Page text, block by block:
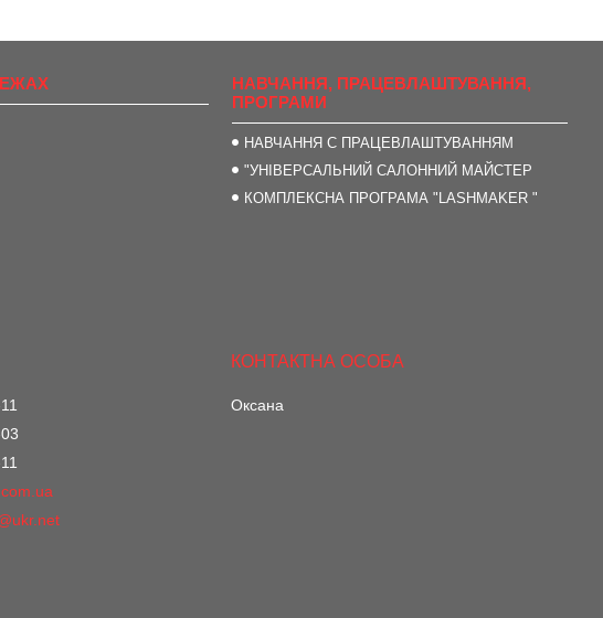
НАВЧАННЯ, ПРАЦЕВЛАШТУВАННЯ,
ПРОГРАМИ
НАВЧАННЯ С ПРАЦЕВЛАШТУВАННЯМ
"УНІВЕРСАЛЬНИЙ САЛОННИЙ МАЙСТЕР
КОМПЛЕКСНА ПРОГРАМА "LASHMAKER "
Оксана